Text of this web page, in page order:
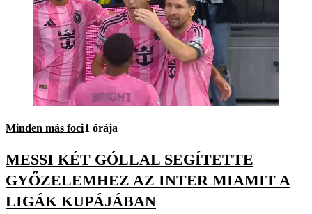
Minden más foci1 órája
MESSI KÉT GÓLLAL SEGÍTETTE
GYŐZELEMHEZ AZ INTER MIAMIT A
LIGÁK KUPÁJÁBAN